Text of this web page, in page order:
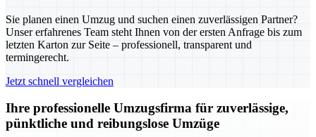
Sie planen einen Umzug und suchen einen zuverlässigen Partner?
Unser erfahrenes Team steht Ihnen von der ersten Anfrage bis zum
letzten Karton zur Seite – professionell, transparent und
termingerecht.
Jetzt schnell vergleichen
Ihre professionelle Umzugsfirma für zuverlässige,
pünktliche und reibungslose Umzüge